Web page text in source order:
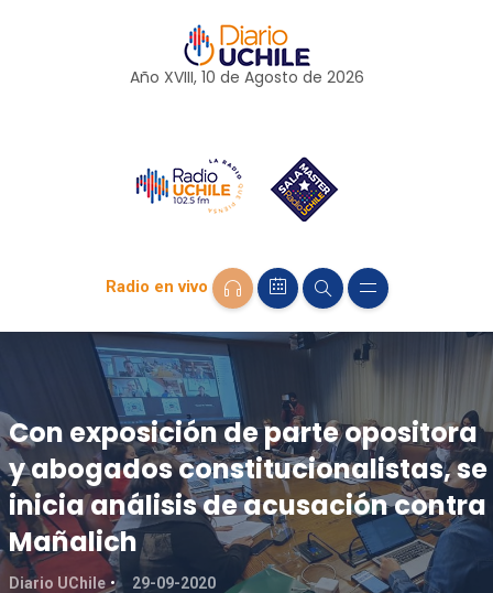
Año XVIII, 10 de Agosto de 2026
Radio en vivo
Con exposición de parte opositora
y abogados constitucionalistas, se
inicia análisis de acusación contra
Mañalich
Diario UChile 29-09-2020